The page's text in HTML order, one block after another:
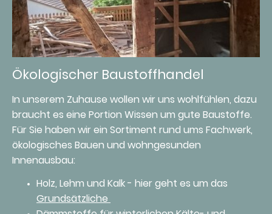
Ökologischer Baustoffhandel
In unserem Zuhause wollen wir uns wohlfühlen, dazu
braucht es eine Portion Wissen um gute Baustoffe.
Für Sie haben wir ein Sortiment rund ums Fachwerk,
ökologisches Bauen und wohngesunden
Innenausbau:
Holz, Lehm und Kalk - hier geht es um das
Grundsätzliche